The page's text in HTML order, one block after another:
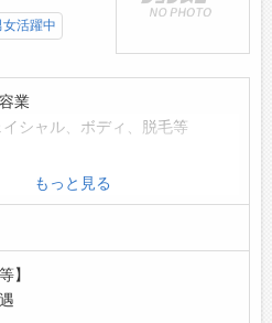
女活躍中
業
イシャル、ボディ、脱毛等
、マツエク、脱毛等
を行っていただきます
挑戦者』を募集します。
なし
もっと見る
】